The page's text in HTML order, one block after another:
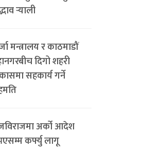
र्‍याली
मन्त्रालय र काठमाडौं
दिगो शहरी
सहकार्य गर्ने
अर्को आदेश
कर्फ्यु लागू